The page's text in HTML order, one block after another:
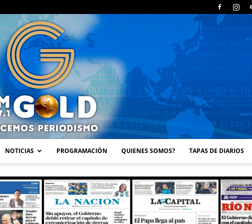
NOTICIAS PROGRAMACIÓN QUIENES SOMOS? TAPAS DE DIARIOS